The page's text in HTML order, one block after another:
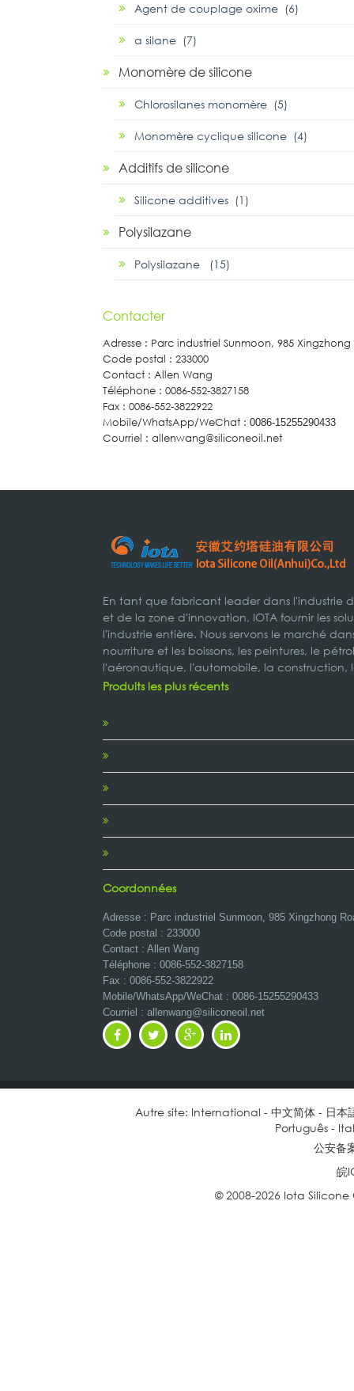
Agent de couplage oxime (6)
α silane (7)
Monomère de silicone
Chlorosilanes monomère (5)
Monomère cyclique silicone (4)
Additifs de silicone
Silicone additives (1)
Polysilazane
Polysilazane (15)
Contacter
Adresse : Parc industriel Sunmoon, 985
Code postal : 233000
Contact : Allen Wang
Téléphone : 0086-552-3827158
Fax : 0086-552-3822922
Mobile/WhatsApp/WeChat : 0086-15255290433
Courriel : allenwang@siliconeoil.net
En tant que fabricant leader dans l'industrie
et de la zone d'innovation, IOTA fournir les
l'industrie entière. Nous servons le marché
nourriture et les boissons, les peintures, le
l'aéronautique, l'automobile, la construction,
Produits les plus récents
Coordonnées
Adresse : Parc industriel Sunmoon, 985 Xingzhong
Code postal : 233000
Contact : Allen Wang
Téléphone : 0086-552-3827158
Fax : 0086-552-3822922
Mobile/WhatsApp/WeChat : 0086-15255290433
Courriel : allenwang@siliconeoil.net
Autre site: International - 中文简体- 日本
Português -
公安备
皖
© 2008-2026 Iota Silicone